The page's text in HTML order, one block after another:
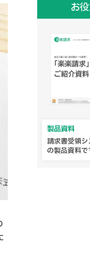
お
製品資料
請求書受領シ
の製品資料で